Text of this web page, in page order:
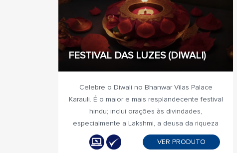
FESTIVAL DAS LUZES (DIWALI)
Celebre o Diwali no Bhanwar Vilas Palace
Karauli. É o maior e mais resplandecente festival
hindu; inclui orações às divindades,
especialmente a Lakshmi, a deusa da riqueza
VER PRODUTO